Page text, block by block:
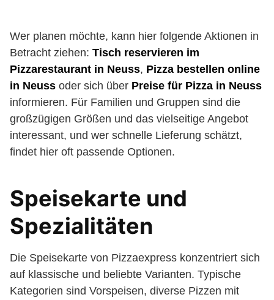
Wer planen möchte, kann hier folgende Aktionen in
Betracht ziehen: Tisch reservieren im
Pizzarestaurant in Neuss, Pizza bestellen online
in Neuss oder sich über Preise für Pizza in Neuss
informieren. Für Familien und Gruppen sind die
großzügigen Größen und das vielseitige Angebot
interessant, und wer schnelle Lieferung schätzt,
findet hier oft passende Optionen.
Speisekarte und
Spezialitäten
Die Speisekarte von Pizzaexpress konzentriert sich
auf klassische und beliebte Varianten. Typische
Kategorien sind Vorspeisen, diverse Pizzen mit